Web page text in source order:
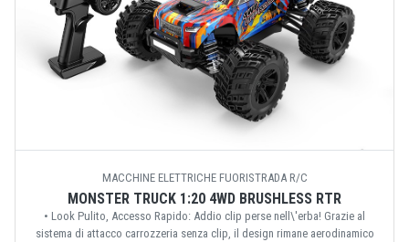
MACCHINE ELETTRICHE FUORISTRADA R/C
MONSTER TRUCK 1:20 4WD BRUSHLESS RTR
• Look Pulito, Accesso Rapido: Addio clip perse nell\'erba! Grazie al
sistema di attacco carrozzeria senza clip, il design rimane aerodinamico